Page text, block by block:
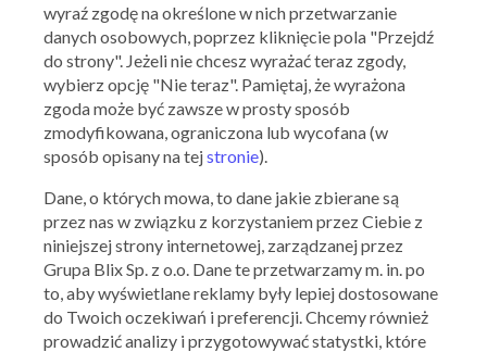
Ważna: 05.08.2026 - 11.08.2026
wyraź zgodę na określone w nich przetwarzanie
danych osobowych, poprzez kliknięcie pola "Przejdź
do strony". Jeżeli nie chcesz wyrażać teraz zgody,
wybierz opcję "Nie teraz". Pamiętaj, że wyrażona
zgoda może być zawsze w prosty sposób
zmodyfikowana, ograniczona lub wycofana (w
sposób opisany na tejstronie).
Dane, o których mowa, to dane jakie zbierane są
przez nas w związku z korzystaniem przez Ciebie z
niniejszej strony internetowej, zarządzanej przez
Grupa Blix Sp. z o.o. Dane te przetwarzamy m. in. po
to, aby wyświetlane reklamy były lepiej dostosowane
do Twoich oczekiwań i preferencji. Chcemy również
prowadzić analizy i przygotowywać statystki, które